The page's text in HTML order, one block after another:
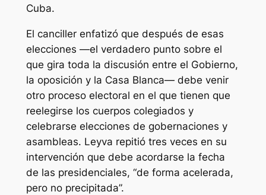
Cuba.
El canciller enfatizó que después de esas
elecciones —el verdadero punto sobre el
que gira toda la discusión entre el Gobierno,
la oposición y la Casa Blanca— debe venir
otro proceso electoral en el que tienen que
reelegirse los cuerpos colegiados y
celebrarse elecciones de gobernaciones y
asambleas. Leyva repitió tres veces en su
intervención que debe acordarse la fecha
de las presidenciales, “de forma acelerada,
pero no precipitada”.